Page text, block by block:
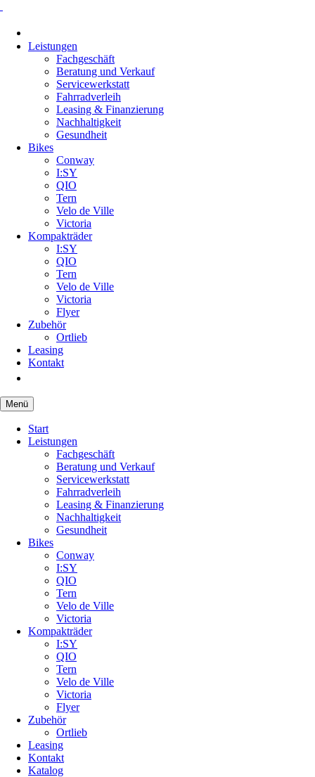
überspringen
Leistungen
Fachgeschäft
Beratung und Verkauf
Servicewerkstatt
Fahrradverleih
Leasing & Finanzierung
Nachhaltigkeit
Gesundheit
Bikes
Conway
I:SY
QIO
Tern
Velo de Ville
Victoria
Kompakträder
I:SY
QIO
Tern
Velo de Ville
Victoria
Flyer
Zubehör
Ortlieb
Leasing
Kontakt
Menü
überspringen
Start
Leistungen
Fachgeschäft
Beratung und Verkauf
Servicewerkstatt
Fahrradverleih
Leasing & Finanzierung
Nachhaltigkeit
Gesundheit
Bikes
Conway
I:SY
QIO
Tern
Velo de Ville
Victoria
Kompakträder
I:SY
QIO
Tern
Velo de Ville
Victoria
Flyer
Zubehör
Ortlieb
Leasing
Kontakt
Katalog